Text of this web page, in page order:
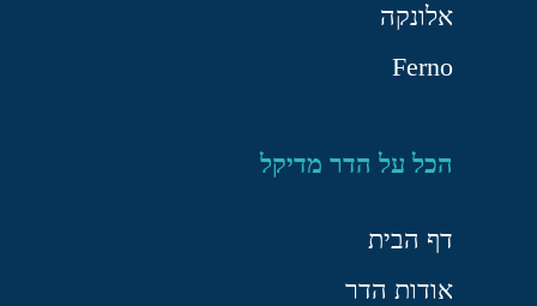
אלונקה
Ferno
הכל על הדר מדיקל
דף הבית
אודות הדר